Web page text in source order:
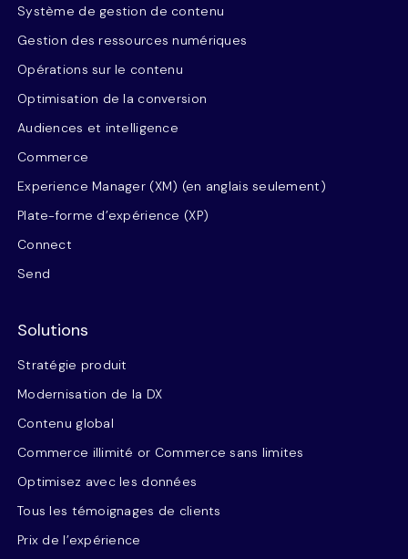
Système de gestion de contenu
Gestion des ressources numériques
Opérations sur le contenu
Optimisation de la conversion
Audiences et intelligence
Commerce
Experience Manager (XM) (en anglais seulement)
Plate-forme d’expérience (XP)
Connect
Send
Solutions
Stratégie produit
Modernisation de la DX
Contenu global
Commerce illimité or Commerce sans limites
Optimisez avec les données
Tous les témoignages de clients
Prix de l’expérience